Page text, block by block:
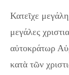
Κατεῖχε
μεγάλες
αὐτοκράτωρ
κατὰ τῶν